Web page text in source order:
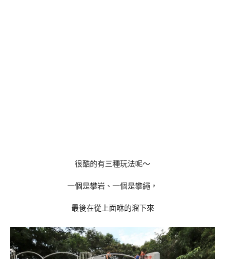
很酷的有三種玩法呢～
一個是攀岩、一個是攀繩，
最後在從上面咻的溜下來